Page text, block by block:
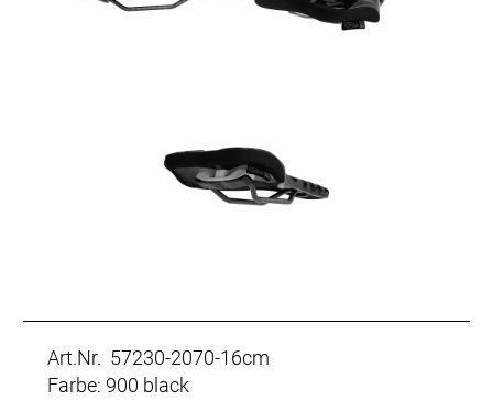
Art.Nr. 57230-2070-16cm
Farbe: 900 black